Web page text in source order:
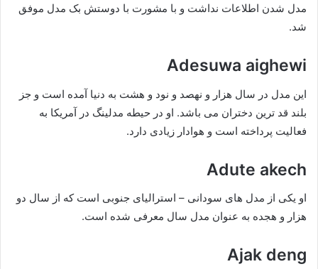
مدل شدن اطلاعات نداشت و با مشورت با دوستش بک مدل موفق
شد.
Adesuwa aighewi
این مدل در سال هزار و نهصد و نود و هشت به دنیا آمده است و جز
بلند قد ترین دختران می باشد. او در حیطه مدلینگ در آمریکا به
فعالیت پرداخته است و هوادار زیادی دارد.
Adute akech
او یکی از مدل های سودانی – استرالیای جنوبی است که از سال دو
هزار و هجده به عنوان مدل سال معرفی شده است.
Ajak deng